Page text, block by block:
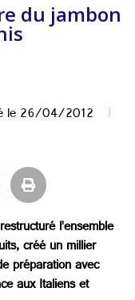
du jambon
le26/04/2012
l’ensemble
créé un millier
préparation avec
aux Italiens et